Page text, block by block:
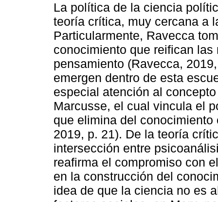
La política de la ciencia
teoría crítica, muy cercana a
Particularmente, Ravecca
conocimiento que reifican
pensamiento (Ravecca,
emergen dentro de esta
especial atención al
Marcusse, el cual vincula el
que elimina del
2019, p. 21). De la teoría
intersección entre
reafirma el compromiso con
en la construcción del
idea de que la ciencia no es